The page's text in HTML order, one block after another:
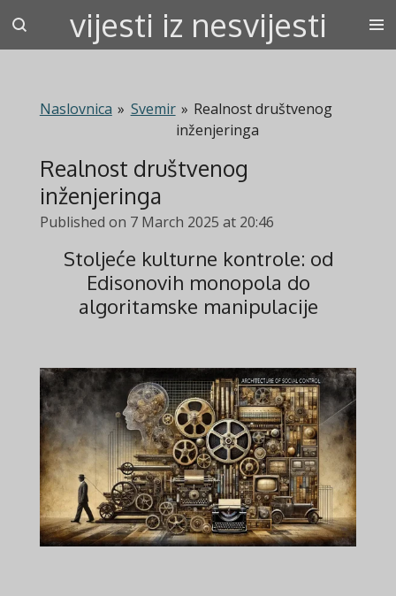
Skip
vijesti iz nesvijesti
Naslovnica » Svemir » Realnost društvenog
inženjeringa
Realnost društvenog
inženjeringa
Published on 7 March 2025 at 20:46
Stoljeće kulturne kontrole: od
Edisonovih monopola do
algoritamske manipulacije